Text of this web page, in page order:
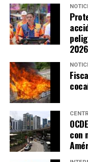
Sheinbaum destacó
torneo demostró la
unidos,
hacer
legado
2026
con